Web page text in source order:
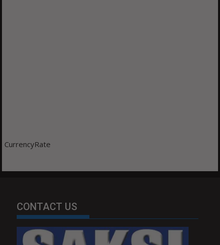
CurrencyRate
CONTACT US